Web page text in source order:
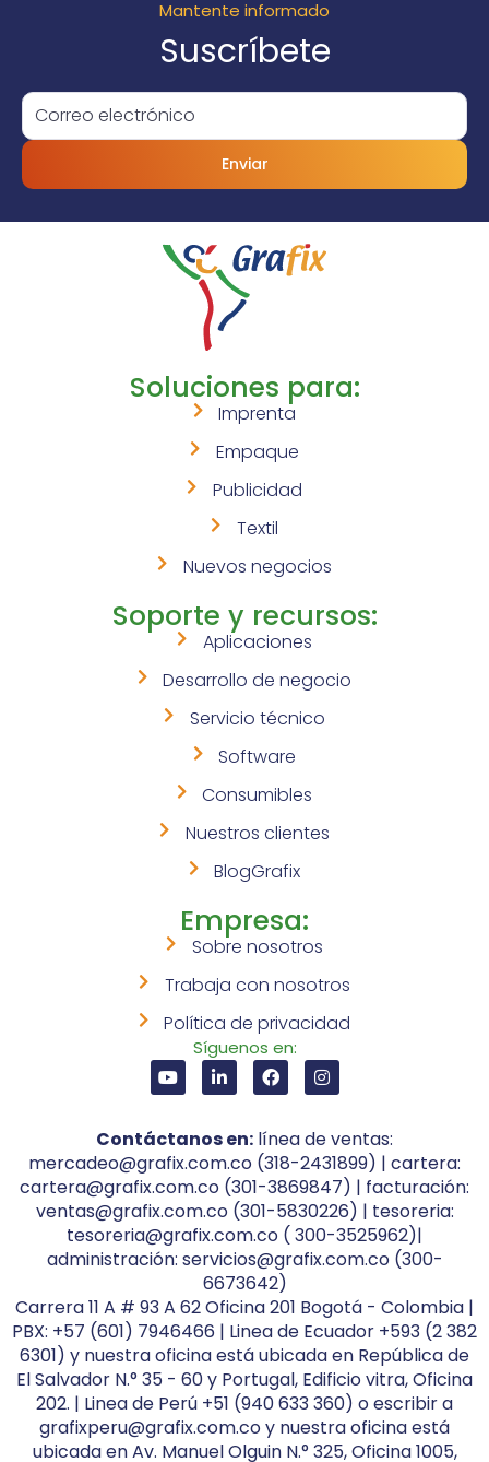
Mantente informado
Suscríbete
Enviar
Soluciones para:
Imprenta
Empaque
Publicidad
Textil
Nuevos negocios
Soporte y recursos:
Aplicaciones
Desarrollo de negocio
Servicio técnico
Software
Consumibles
Nuestros clientes
BlogGrafix
Empresa:
Sobre nosotros
Trabaja con nosotros
Política de privacidad
Síguenos en:
Contáctanos en: línea de ventas:
mercadeo@grafix.com.co (318-2431899) | cartera:
cartera@grafix.com.co (301-3869847) | facturación:
ventas@grafix.com.co (301-5830226) | tesoreria:
tesoreria@grafix.com.co ( 300-3525962)|
administración: servicios@grafix.com.co (300-
6673642)
Carrera 11 A # 93 A 62 Oficina 201 Bogotá - Colombia |
PBX: +57 (601) 7946466 | Linea de Ecuador +593 (2 382
6301) y nuestra oficina está ubicada en República de
El Salvador N.° 35 - 60 y Portugal, Edificio vitra, Oficina
202. | Linea de Perú +51 (940 633 360) o escribir a
grafixperu@grafix.com.co y nuestra oficina está
ubicada en Av. Manuel Olguin N.° 325, Oficina 1005,